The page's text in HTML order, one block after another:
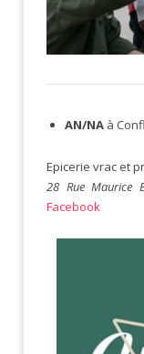
AN/NA à
Epicerie vrac et
28 Rue Maurice
Facebook